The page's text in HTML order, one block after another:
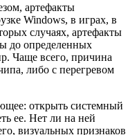
артефакты
Windows, в играх, в
случаях, артефакты
до определенных
Чаще всего, причина
либо с перегревом
открыть системный
ее. Нет ли на ней
визуальных признаков